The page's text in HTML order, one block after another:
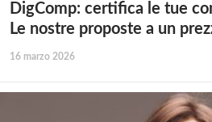
DigComp: certifica le tue
Le nostre proposte a un
16 marzo 2026